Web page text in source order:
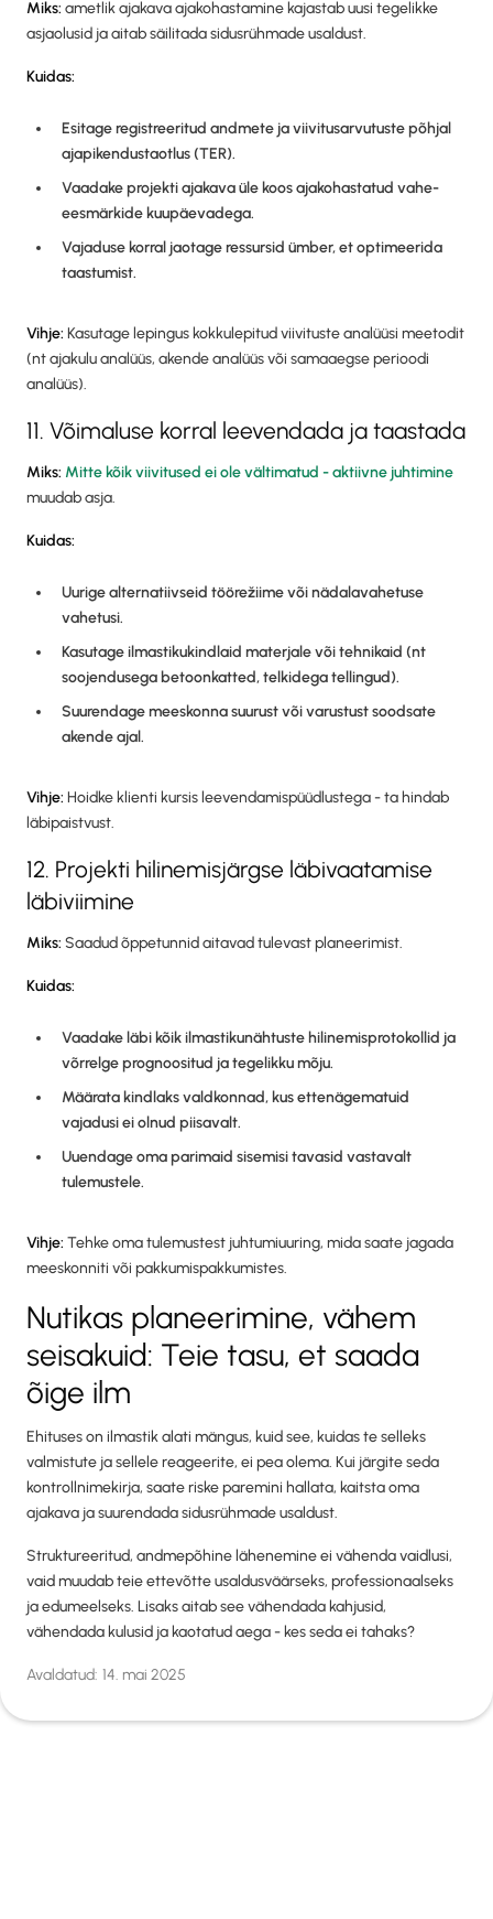
Miks: ametlik ajakava ajakohastamine kajastab uusi tegelikke
asjaolusid ja aitab säilitada sidusrühmade usaldust.
Kuidas:
Esitage registreeritud andmete ja viivitusarvutuste põhjal
ajapikendustaotlus (TER).
Vaadake projekti ajakava üle koos ajakohastatud vahe-
eesmärkide kuupäevadega.
Vajaduse korral jaotage ressursid ümber, et optimeerida
taastumist.
Vihje: Kasutage lepingus kokkulepitud viivituste analüüsi meetodit
(nt ajakulu analüüs, akende analüüs või samaaegse perioodi
analüüs).
11. Võimaluse korral leevendada ja taastada
Miks: Mitte kõik viivitused ei ole vältimatud - aktiivne juhtimine
muudab asja.
Kuidas:
Uurige alternatiivseid töörežiime või nädalavahetuse
vahetusi.
Kasutage ilmastikukindlaid materjale või tehnikaid (nt
soojendusega betoonkatted, telkidega tellingud).
Suurendage meeskonna suurust või varustust soodsate
akende ajal.
Vihje: Hoidke klienti kursis leevendamispüüdlustega - ta hindab
läbipaistvust.
12. Projekti hilinemisjärgse läbivaatamise
läbiviimine
Miks: Saadud õppetunnid aitavad tulevast planeerimist.
Kuidas:
Vaadake läbi kõik ilmastikunähtuste hilinemisprotokollid ja
võrrelge prognoositud ja tegelikku mõju.
Määrata kindlaks valdkonnad, kus ettenägematuid
vajadusi ei olnud piisavalt.
Uuendage oma parimaid sisemisi tavasid vastavalt
tulemustele.
Vihje: Tehke oma tulemustest juhtumiuuring, mida saate jagada
meeskonniti või pakkumispakkumistes.
Nutikas planeerimine, vähem
seisakuid: Teie tasu, et saada
õige ilm
Ehituses on ilmastik alati mängus, kuid see, kuidas te selleks
valmistute ja sellele reageerite, ei pea olema. Kui järgite seda
kontrollnimekirja, saate riske paremini hallata, kaitsta oma
ajakava ja suurendada sidusrühmade usaldust.
Struktureeritud, andmepõhine lähenemine ei vähenda vaidlusi,
vaid muudab teie ettevõtte usaldusväärseks, professionaalseks
ja edumeelseks. Lisaks aitab see vähendada kahjusid,
vähendada kulusid ja kaotatud aega - kes seda ei tahaks?
Avaldatud: 14. mai 2025